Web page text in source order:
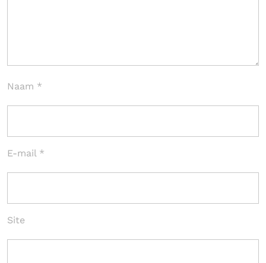
Naam *
E-mail *
Site